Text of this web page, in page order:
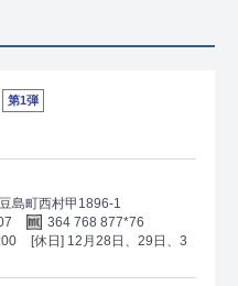
第1弾
島町西村甲1896-1
364 768 877*76
[休日] 12月28日、29日、3